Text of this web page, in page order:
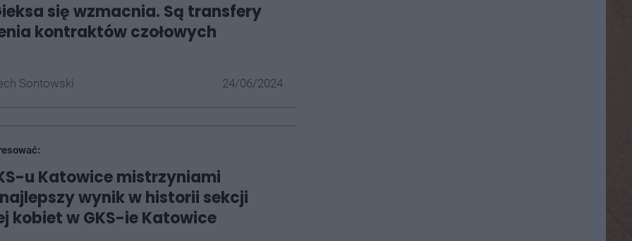
się wzmacnia. Są transfery
kontraktów czołowych
Sontowski 24/06/2024
u Katowice mistrzyniami
wynik w historii sekcji
kobiet w GKS-ie Katowice